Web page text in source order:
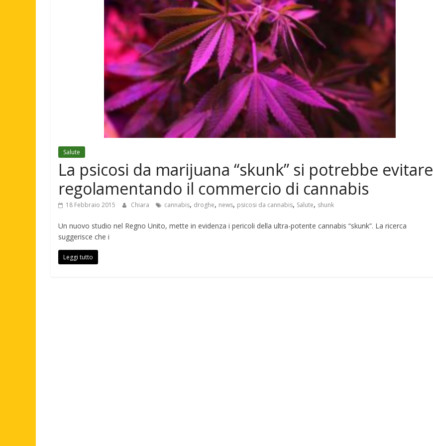
Salute
La psicosi da marijuana “skunk” si potrebbe evitare
regolamentando il commercio di cannabis
18 Febbraio 2015 Chiara cannabis, droghe, news, psicosi da cannabis, Salute, shunk
Un nuovo studio nel Regno Unito, mette in evidenza i pericoli della ultra-potente cannabis “skunk”. La ricerca
suggerisce che i
Leggi tutto